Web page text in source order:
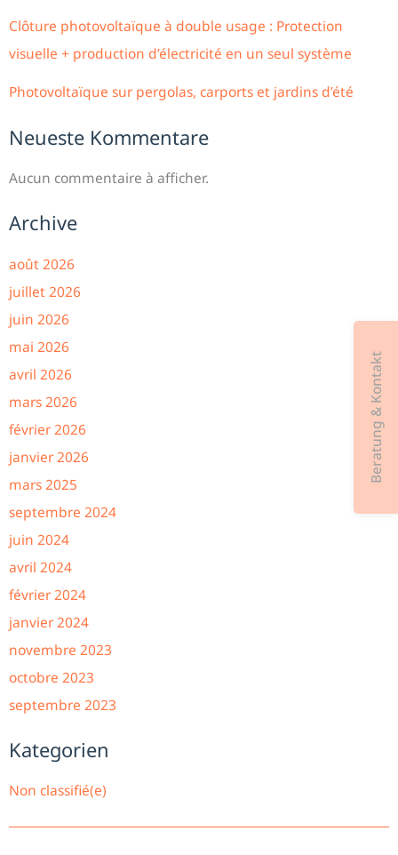
Clôture photovoltaïque à double usage : Protection
visuelle + production d’électricité en un seul système
Photovoltaïque sur pergolas, carports et jardins d’été
Neueste Kommentare
Aucun commentaire à afficher.
Archive
août 2026
juillet 2026
juin 2026
mai 2026
avril 2026
mars 2026
février 2026
janvier 2026
mars 2025
septembre 2024
juin 2024
avril 2024
février 2024
janvier 2024
novembre 2023
octobre 2023
septembre 2023
Kategorien
Non classifié(e)
Beratung & Kontakt